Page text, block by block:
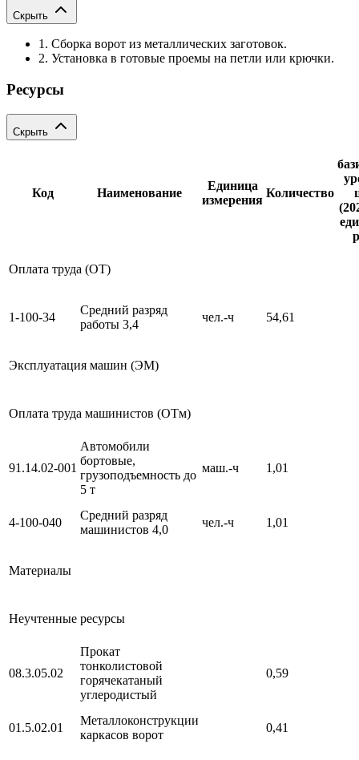
Скрыть
1. Сборка ворот из металлических заготовок.
2. Установка в готовые проемы на петли или крючки.
Ресурсы
Скрыть
Код Наименование
Единица
измерения
Количество
Оплата труда (ОТ)
1-100-34
Средний разряд
работы 3,4
чел.-ч 54,61
Эксплуатация машин (ЭМ)
Оплата труда машинистов (ОТм)
91.14.02-001
Автомобили
бортовые,
грузоподъемность до
5 т
маш.-ч 1,01
4-100-040
Средний разряд
машинистов 4,0
чел.-ч 1,01
Материалы
Неучтенные ресурсы
08.3.05.02
Прокат
тонколистовой
горячекатаный
углеродистый
0,59
01.5.02.01
Металлоконструкции
каркасов ворот
0,41